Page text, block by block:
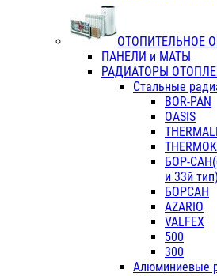
ОТОПИТЕЛЬНОЕ
ПАНЕЛИ и МАТЫ
РАДИАТОРЫ
Стальные
BOR-PAN
OASIS
БОР-
и 33й тип)
БОРСАН
AZARIO
VALFEX
500
300
Алюминиевые